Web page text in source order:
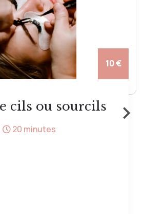
10 €
cils ou sourcils
20 minutes
›